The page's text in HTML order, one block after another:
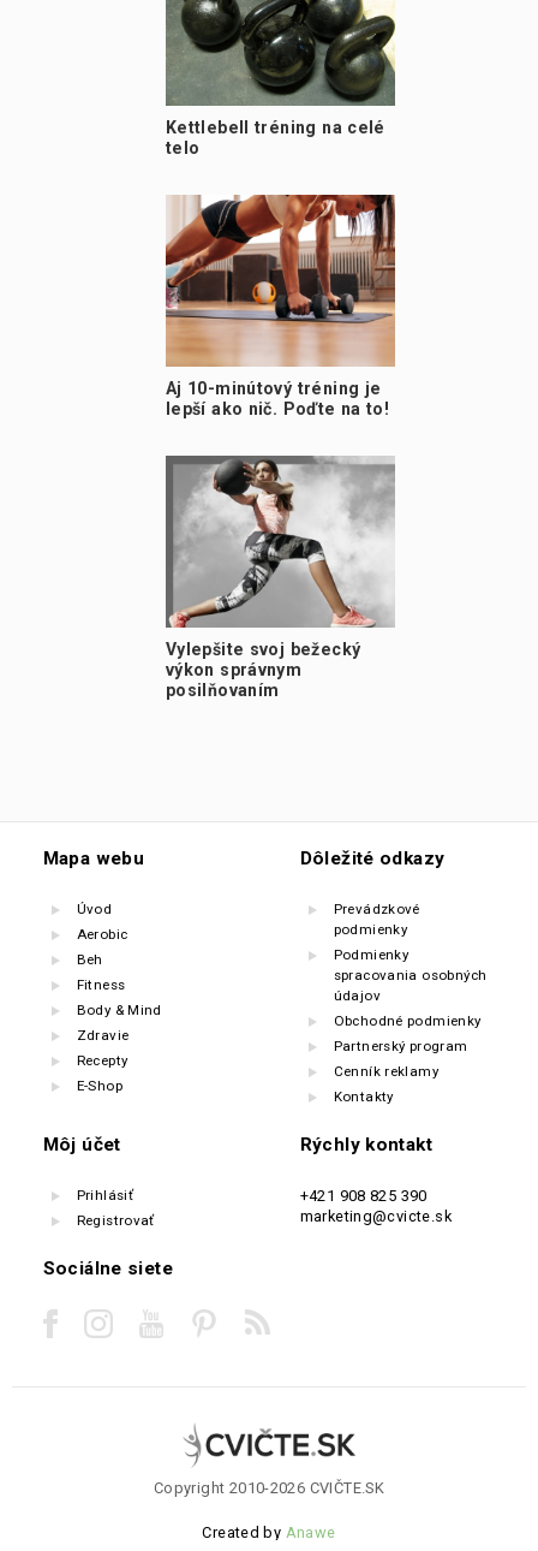
Kettlebell tréning na celé
telo
Aj 10-minútový tréning je
lepší ako nič. Poďte na to!
Vylepšite svoj bežecký
výkon správnym
posilňovaním
Mapa webu
Úvod
Aerobic
Beh
Fitness
Body & Mind
Zdravie
Recepty
E-Shop
Dôležité odkazy
Prevádzkové
podmienky
Podmienky
spracovania osobných
údajov
Obchodné podmienky
Partnerský program
Cenník reklamy
Kontakty
Môj účet
Prihlásiť
Registrovať
Rýchly kontakt
+421 908 825 390
marketing@cvicte.sk
Sociálne siete
Copyright 2010-2026 CVIČTE.SK
Created by Anawe